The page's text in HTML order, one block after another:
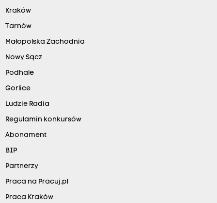
Kraków
Tarnów
Małopolska Zachodnia
Nowy Sącz
Podhale
Gorlice
Ludzie Radia
Regulamin konkursów
Abonament
BIP
Partnerzy
Praca na Pracuj.pl
Praca Kraków